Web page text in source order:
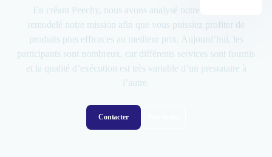
En créant Peechy, nous avons analysé notre marché et
remodelé notre mission afin que vous puissiez profiter de
produits plus efficaces au meilleur prix. Aujourd’hui, les
participants sont nombreux, car différents services sont fournis
et la qualité d’exécution est très variable d’un prestataire à
l’autre.
Contacter